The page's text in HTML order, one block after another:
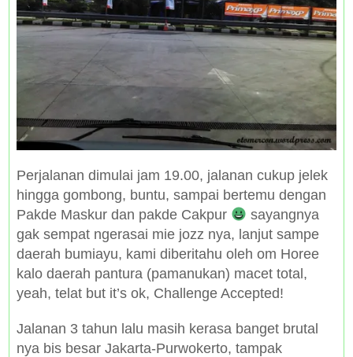
Perjalanan dimulai jam 19.00, jalanan cukup jelek
hingga gombong, buntu, sampai bertemu dengan
Pakde Maskur dan pakde Cakpur
sayangnya
gak sempat ngerasai mie jozz nya, lanjut sampe
daerah bumiayu, kami diberitahu oleh om Horee
kalo daerah pantura (pamanukan) macet total,
yeah, telat but it’s ok, Challenge Accepted!
Jalanan 3 tahun lalu masih kerasa banget brutal
nya bis besar Jakarta-Purwokerto, tampak